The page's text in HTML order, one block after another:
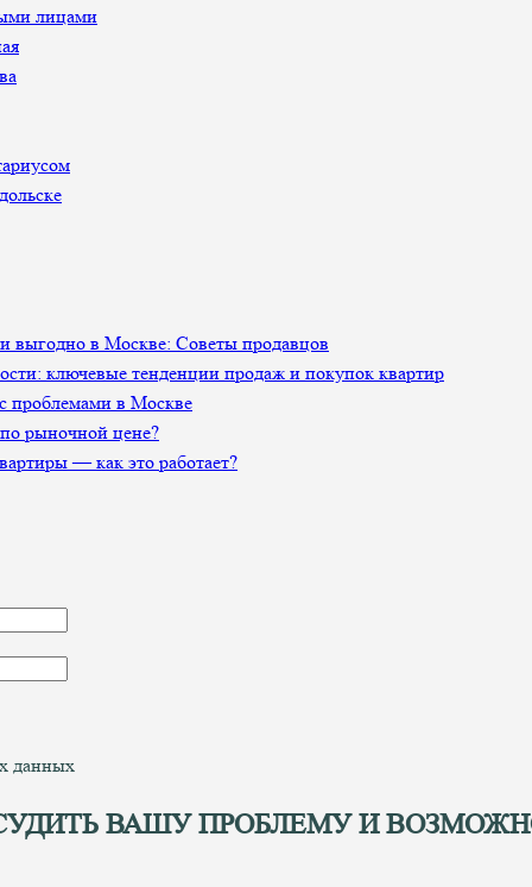
лицами
выгодно в Москве: Советы продавцов
ключевые тенденции продаж и покупок квартир
проблемами в Москве
рыночной цене?
— как это работает?
данных
ВАШУ ПРОБЛЕМУ И